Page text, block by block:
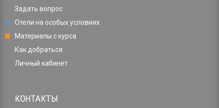
Задать вопрос
Отели на особых условиях
Материалы с курса
Как добраться
Личный кабинет
КОНТАКТЫ